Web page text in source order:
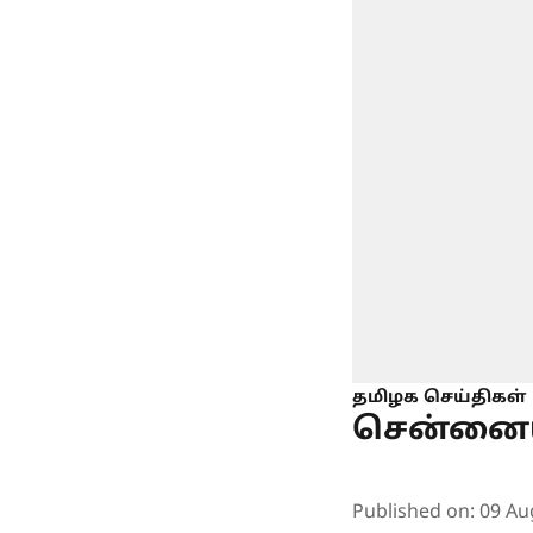
தமிழக செய்திகள்
Published on: 09